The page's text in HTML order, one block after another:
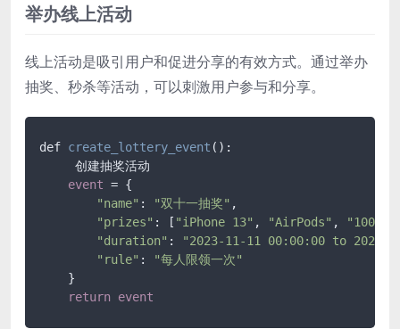
举办线上活动
线上活动是吸引用户和促进分享的有效方式。通过举办
抽奖、秒杀等活动，可以刺激用户参与和分享。
def create_lottery_event ():
     创建抽奖活动
event = {
"name" : "双十一抽奖" ,
"prizes" : [ "iPhone 13" , "AirPods" ,
"100元
"duration" :
"2023-11-11 00:00:00 to 2023-
"rule" :
"每人限领一次"
    }
return event